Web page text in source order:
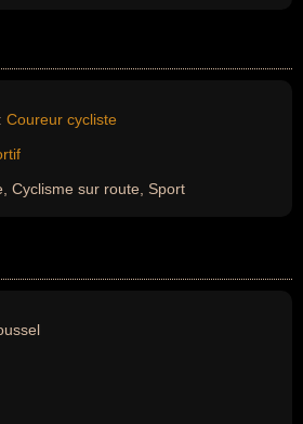
Coureur cycliste
Cyclisme sur route, Sport